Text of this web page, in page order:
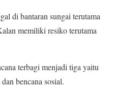
di bantaran sungai terutama
memiliki resiko terutama
terbagi menjadi tiga yaitu
bencana sosial.